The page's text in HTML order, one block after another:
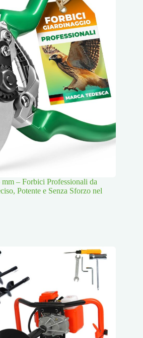
– Forbici Professionali da
Potente e Senza Sforzo nel